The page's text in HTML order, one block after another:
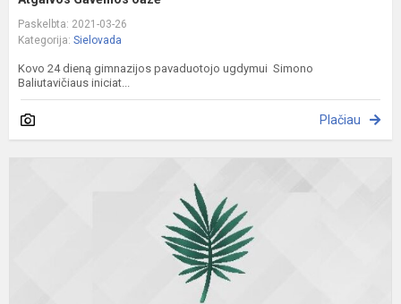
Paskelbta: 2021-03-26
Kategorija: Sielovada
Kovo 24 dieną gimnazijos pavaduotojo ugdymui Simono
Baliutavičiaus iniciat...
Plačiau